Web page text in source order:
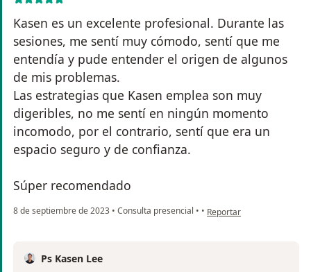
Kasen es un excelente profesional. Durante las
sesiones, me sentí muy cómodo, sentí que me
entendía y pude entender el origen de algunos
de mis problemas.
Las estrategias que Kasen emplea son muy
digeribles, no me sentí en ningún momento
incomodo, por el contrario, sentí que era un
espacio seguro y de confianza.
Súper recomendado
8 de septiembre de 2023 • Consulta presencial • • en opinión del usuario
Reportar
Ps Kasen Lee